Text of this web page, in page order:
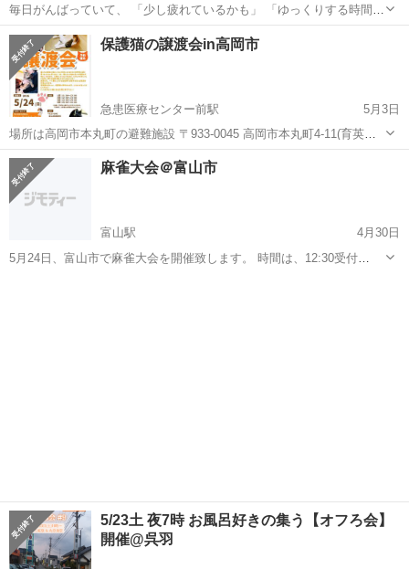
毎日がんばっていて、 「少し疲れているかも」 「ゆっくりする時間が
ない」 そんな方へ。 高岡仏壇仏具センターで、 “心と体をゆるめる時
間”をテーマにした 【ヨガと仏壇 with お茶time】を開催します。 ...
富山 高岡市 その他 お茶
保護猫の譲渡会in高岡市
急患医療センター前駅
5月3日
場所は高岡市本丸町の避難施設 〒933-0045 高岡市本丸町4-11(育英セ
ンターさん隣です) になっております！ 予約された1組ずつ30分～1時
間で見ていただけるようにいたします。 ご予約は本丸施設電話0766-
27-...
富山 高岡市 急患医療センター前駅
麻雀大会＠富山市
富山駅
4月30日
5月24日、富山市で麻雀大会を開催致します。 時間は、12:30受付
5/23土 夜7時 お風呂好きの集う【オフろ会】
開催@呉羽